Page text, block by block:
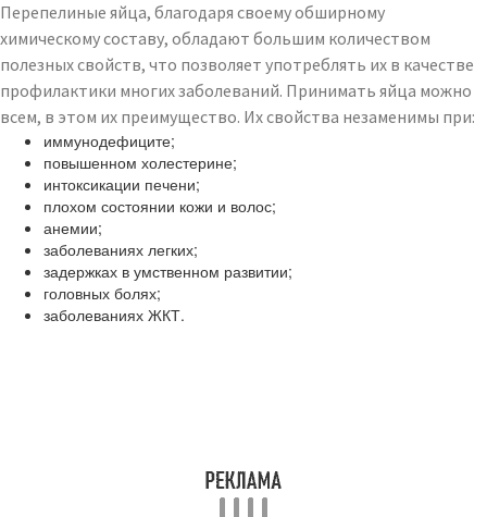
Перепелиные яйца, благодаря своему обширному
химическому составу, обладают большим количеством
полезных свойств, что позволяет употреблять их в качестве
профилактики многих заболеваний. Принимать яйца можно
всем, в этом их преимущество. Их свойства незаменимы при:
иммунодефиците;
повышенном холестерине;
интоксикации печени;
плохом состоянии кожи и волос;
анемии;
заболеваниях легких;
задержках в умственном развитии;
головных болях;
заболеваниях ЖКТ.